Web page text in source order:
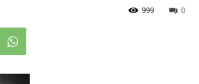
0
999